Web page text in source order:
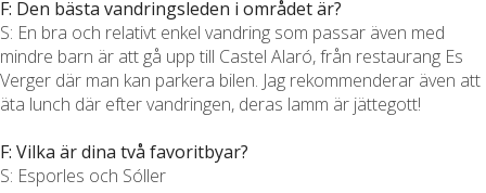
F: Den bästa vandringsleden i området är?
S: En bra och relativt enkel vandring som passar även med
mindre barn är att gå upp till Castel Alaró, från restaurang Es
Verger där man kan parkera bilen. Jag rekommenderar även att
äta lunch där efter vandringen, deras lamm är jättegott!
F: Vilka är dina två favoritbyar?
S: Esporles och Sóller